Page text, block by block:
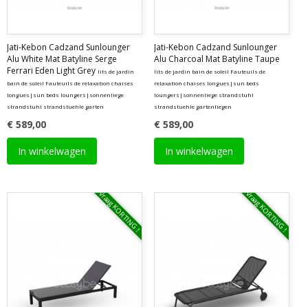
Jati-Kebon Cadzand Sunlounger
Alu White Mat Batyline Serge
Ferrari Eden Light Grey lits de jardin
bain de soleil Fauteuils de relaxation chaises
longues|sun beds loungers|sonnenliege
strandstuhl strandstuehle garten
€ 589,00
In winkelwagen
Jati-Kebon Cadzand Sunlounger
Alu Charcoal Mat Batyline Taupe
lits de jardin bain de soleil Fauteuils de
relaxation chaises longues|sun beds
loungers|sonnenliege strandstuhl
strandstuehle gartenliegen
€ 589,00
In winkelwagen
Vraag KORTING ! Vraag KORTING !